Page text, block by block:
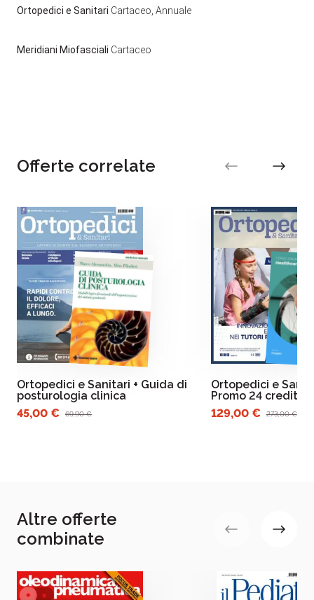
Ortopedici e Sanitari Cartaceo, Annuale
Meridiani Miofasciali Cartaceo
Offerte correlate
Ortopedici e Sanitari + Guida di
posturologia clinica
45,00 €
69,90 €
Ortopedici e
Promo 24 crediti
129,00 €
273,00 €
Altre offerte
combinate